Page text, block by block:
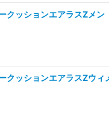
ッションエアラスZメ
ッションエアラスZウ